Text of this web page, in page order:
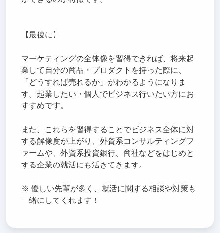
【最後に】
マーケティングの全体像を習得できれば、将来起
業して自分の商品・プロダクトを持った際に、
「どうすれば売れるか」がわかるようになりま
す。起業したい・個人でビジネス行いたい方にお
すすめです。
また、これらを習得することでビジネス全体に対
する解像度が上がり、外資系コンサルティングフ
ァームや、外資系投資銀行、商社などをはじめと
する企業の就活にも活きてきます。
※ 優しい先輩が多く、就活に関する相談や対策も
一緒にしてくれます！